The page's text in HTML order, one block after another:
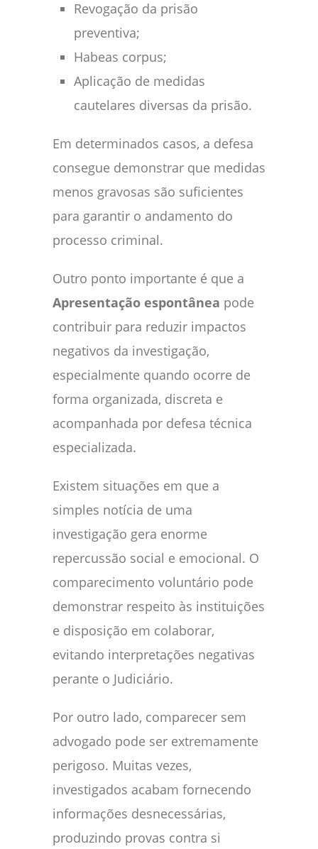
Revogação da prisão
preventiva;
Habeas corpus;
Aplicação de medidas
cautelares diversas da prisão.
Em determinados casos, a defesa
consegue demonstrar que medidas
menos gravosas são suficientes
para garantir o andamento do
processo criminal.
Outro ponto importante é que a
Apresentação espontânea pode
contribuir para reduzir impactos
negativos da investigação,
especialmente quando ocorre de
forma organizada, discreta e
acompanhada por defesa técnica
especializada.
Existem situações em que a
simples notícia de uma
investigação gera enorme
repercussão social e emocional. O
comparecimento voluntário pode
demonstrar respeito às instituições
e disposição em colaborar,
evitando interpretações negativas
perante o Judiciário.
Por outro lado, comparecer sem
advogado pode ser extremamente
perigoso. Muitas vezes,
investigados acabam fornecendo
informações desnecessárias,
produzindo provas contra si